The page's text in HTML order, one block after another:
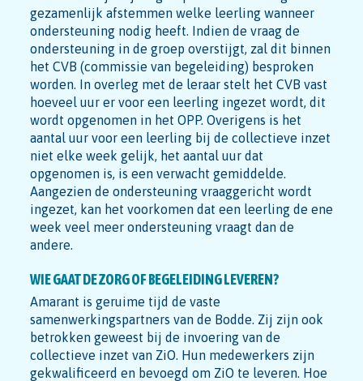
gezamenlijk afstemmen welke leerling wanneer
ondersteuning nodig heeft. Indien de vraag de
ondersteuning in de groep overstijgt, zal dit binnen
het CVB (commissie van begeleiding) besproken
worden. In overleg met de leraar stelt het CVB vast
hoeveel uur er voor een leerling ingezet wordt, dit
wordt opgenomen in het OPP. Overigens is het
aantal uur voor een leerling bij de collectieve inzet
niet elke week gelijk, het aantal uur dat
opgenomen is, is een verwacht gemiddelde.
Aangezien de ondersteuning vraaggericht wordt
ingezet, kan het voorkomen dat een leerling de ene
week veel meer ondersteuning vraagt dan de
andere.
WIE GAAT DE ZORG OF BEGELEIDING LEVEREN?
Amarant is geruime tijd de vaste
samenwerkingspartners van de Bodde. Zij zijn ook
betrokken geweest bij de invoering van de
collectieve inzet van ZiO. Hun medewerkers zijn
gekwalificeerd en bevoegd om ZiO te leveren. Hoe